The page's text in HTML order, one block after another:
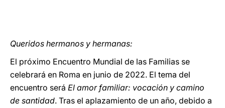
Queridos hermanos y hermanas:
El próximo Encuentro Mundial de las Familias se
celebrará en Roma en junio de 2022. El tema del
encuentro será El amor familiar: vocación y camino
de santidad. Tras el aplazamiento de un año, debido a